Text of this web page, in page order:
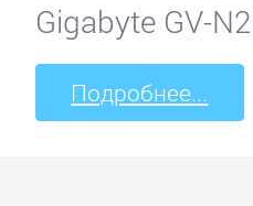
Gigabyte GV-
Подробнее...